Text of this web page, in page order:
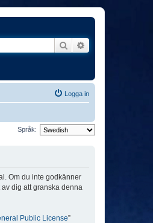
Sök
Logga in
Språk:
Om du inte godkänner
dig att granska denna
Public License”